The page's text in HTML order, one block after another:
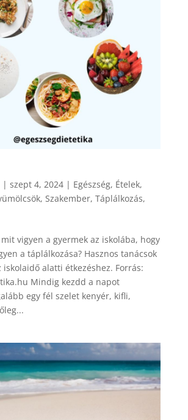
| szept 4, 2024| Egészség, Ételek,
, Szakember, Táplálkozás,
vigyen a gyermek az iskolába, hogy
a táplálkozása? Hasznos tanácsok
iskolaidő alatti étkezéshez. Forrás:
Mindig kezdd a napot
egy fél szelet kenyér, kifli,